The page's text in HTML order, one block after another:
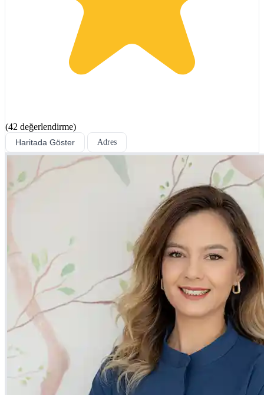
(42 değerlendirme)
Haritada Göster Adres